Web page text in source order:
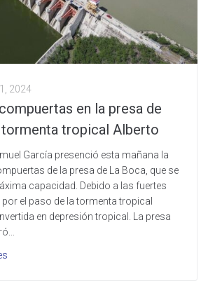
2024
en la presa de
tropical Alberto
García presenció esta mañana la
de la presa de La Boca, que se
capacidad. Debido a las fuertes
por el paso de la tormenta tropical
en depresión tropical. La presa